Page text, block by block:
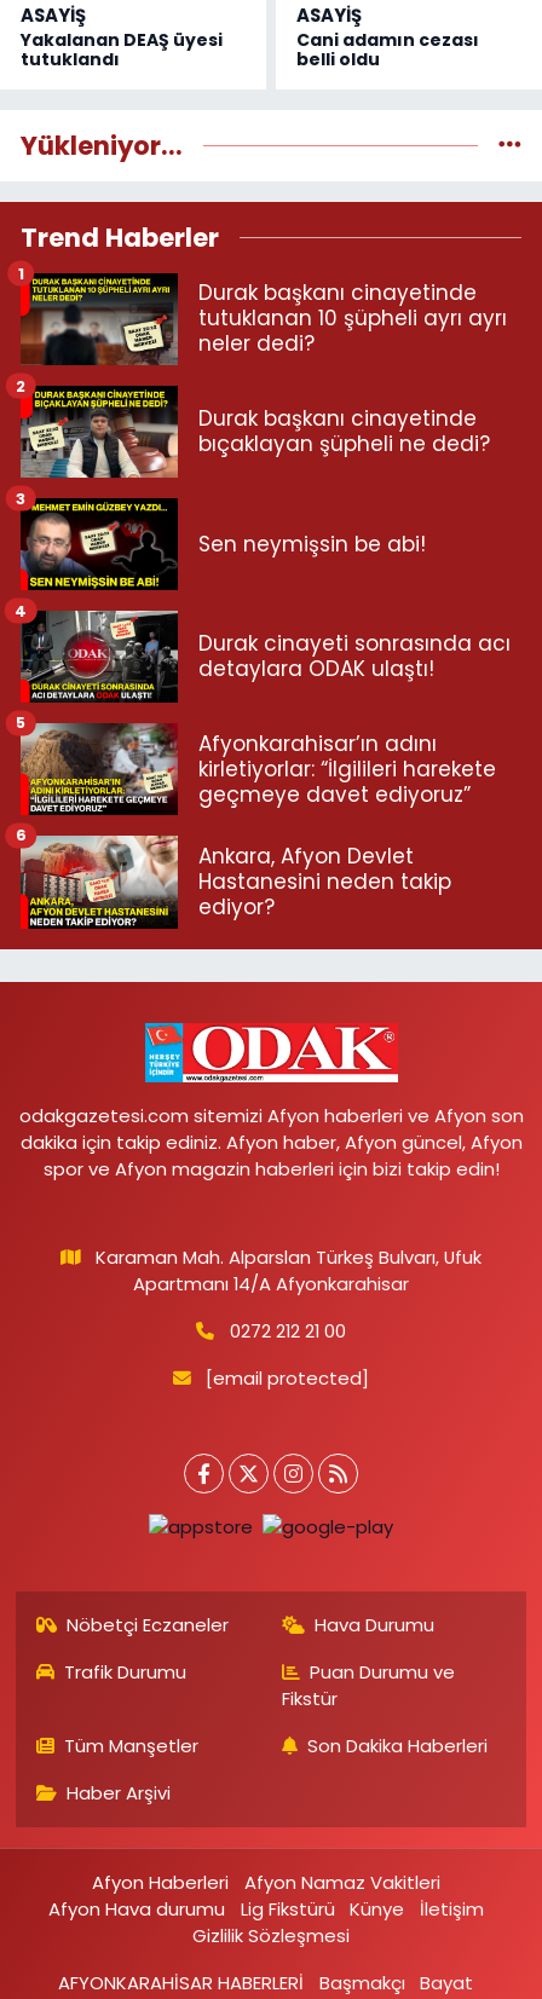
ASAYİŞ
Yakalanan DEAŞ üyesi
tutuklandı
ASAYİŞ
Cani adamın cezası
belli oldu
Yükleniyor...
Trend Haberler
Durak başkanı cinayetinde
tutuklanan 10 şüpheli ayrı ayrı
neler dedi?
1
Durak başkanı cinayetinde
bıçaklayan şüpheli ne dedi?
2
Sen neymişsin be abi!
3
Durak cinayeti sonrasında acı
detaylara ODAK ulaştı!
4
Afyonkarahisar’ın adını
kirletiyorlar: “İlgilileri harekete
geçmeye davet ediyoruz”
5
Ankara, Afyon Devlet
Hastanesini neden takip
ediyor?
6
odakgazetesi.com sitemizi Afyon haberleri ve Afyon son
dakika için takip ediniz. Afyon haber, Afyon güncel, Afyon
spor ve Afyon magazin haberleri için bizi takip edin!
Karaman Mah. Alparslan Türkeş Bulvarı, Ufuk
Apartmanı 14/A Afyonkarahisar
0272 212 21 00
[email protected]
Nöbetçi Eczaneler
Hava Durumu
Trafik Durumu
Puan Durumu ve
Fikstür
Tüm Manşetler
Son Dakika Haberleri
Haber Arşivi
Afyon Haberleri
Afyon Namaz Vakitleri
Afyon Hava durumu
Lig Fikstürü Künye
İletişim
Gizlilik Sözleşmesi
AFYONKARAHİSAR HABERLERİ
Başmakçı
Bayat